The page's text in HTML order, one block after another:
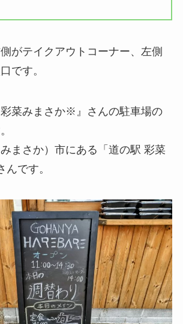
がテイクアウトコーナー、左側
です。
菜みまさか※』さんの駐車場の
まさか）市にある「道の駅 彩菜
です。